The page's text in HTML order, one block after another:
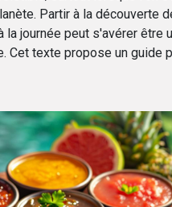
Partir à la découverte
journée peut s'avérer être
Cet texte propose un guide